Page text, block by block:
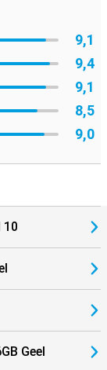
apparaten in het
Pixel Buds 2 Pro
media en
je apparaten.
je de controle
gewoon
9,1
9,4
9,1
8,5
9,0
10
Geel